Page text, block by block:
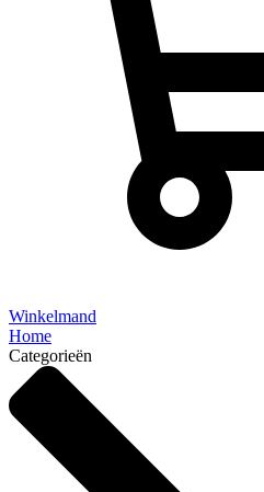
Winkelmand
Home
Categorieën